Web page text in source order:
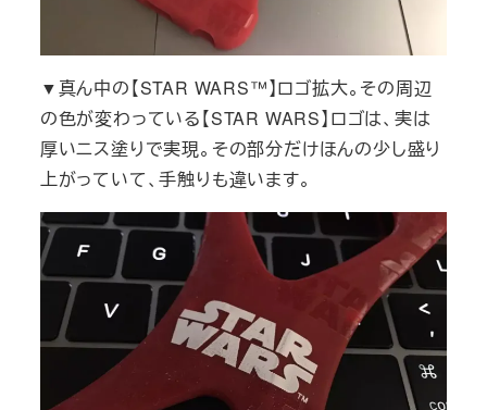
▼真ん中の【STAR WARS™】ロゴ拡大。その周辺
の色が変わっている【STAR WARS】ロゴは、実は
厚いニス塗りで実現。その部分だけほんの少し盛り
上がっていて、手触りも違います。